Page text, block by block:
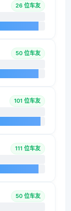
26 位车友
50 位车友
101 位车友
111 位车友
50 位车友